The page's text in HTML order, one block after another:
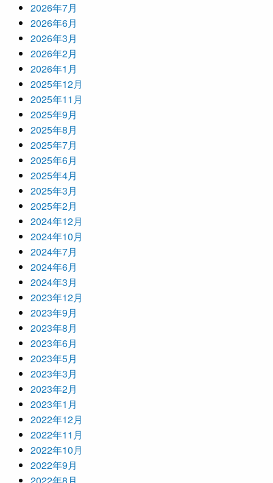
2026年7月
2026年6月
2026年3月
2026年2月
2026年1月
2025年12月
2025年11月
2025年9月
2025年8月
2025年7月
2025年6月
2025年4月
2025年3月
2025年2月
2024年12月
2024年10月
2024年7月
2024年6月
2024年3月
2023年12月
2023年9月
2023年8月
2023年6月
2023年5月
2023年3月
2023年2月
2023年1月
2022年12月
2022年11月
2022年10月
2022年9月